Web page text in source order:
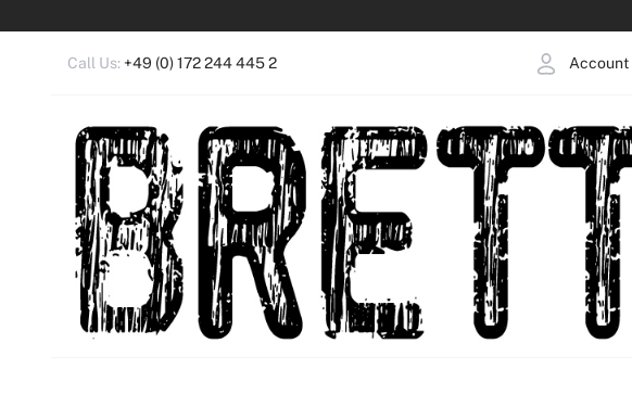
Call Us: +49 (0) 172 244 445 2
Account